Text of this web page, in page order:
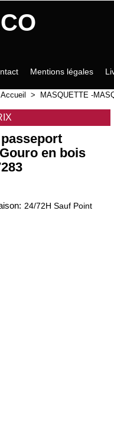
Mentions légales
Accueil > MASQUETTE -
en bois
24/72H Sauf Point